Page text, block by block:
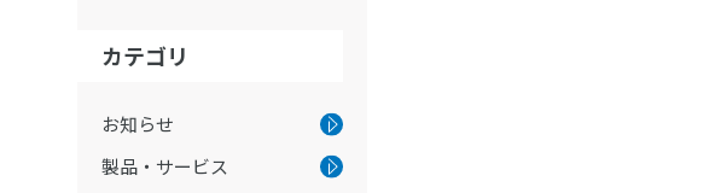
カテゴリ
お知らせ
製品・サービス